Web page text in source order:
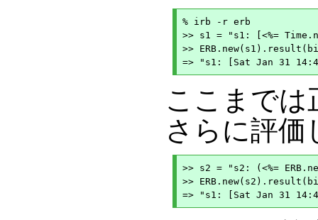
% irb -r erb
>> s1 = "s1: [<%=
>>
ここまでは
さらに評価
>> s2 = "s2: (<%=
>>